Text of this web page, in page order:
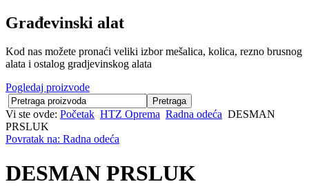
Građevinski alat
Kod nas možete pronaći veliki izbor mešalica, kolica, rezno brusnog
alata i ostalog gradjevinskog alata
Pogledaj proizvode
Vi ste ovde: Početak HTZ Oprema Radna odeća DESMAN
PRSLUK
Povratak na: Radna odeća
DESMAN PRSLUK